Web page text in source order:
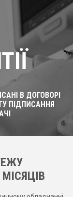
В ДОГОВОРІ
ПІДПИСАННЯ